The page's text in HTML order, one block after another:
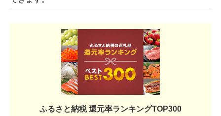
ふるさと納税 還元率ランキングTOP300